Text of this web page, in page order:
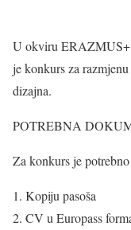
U okviru ERAZMUS+
je konkurs za
dizajna.
POTREBNA
Za konkurs je
Kopiju pasoša
CV u Europass